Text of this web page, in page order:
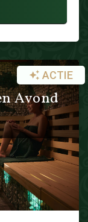
Avond
ACTIE